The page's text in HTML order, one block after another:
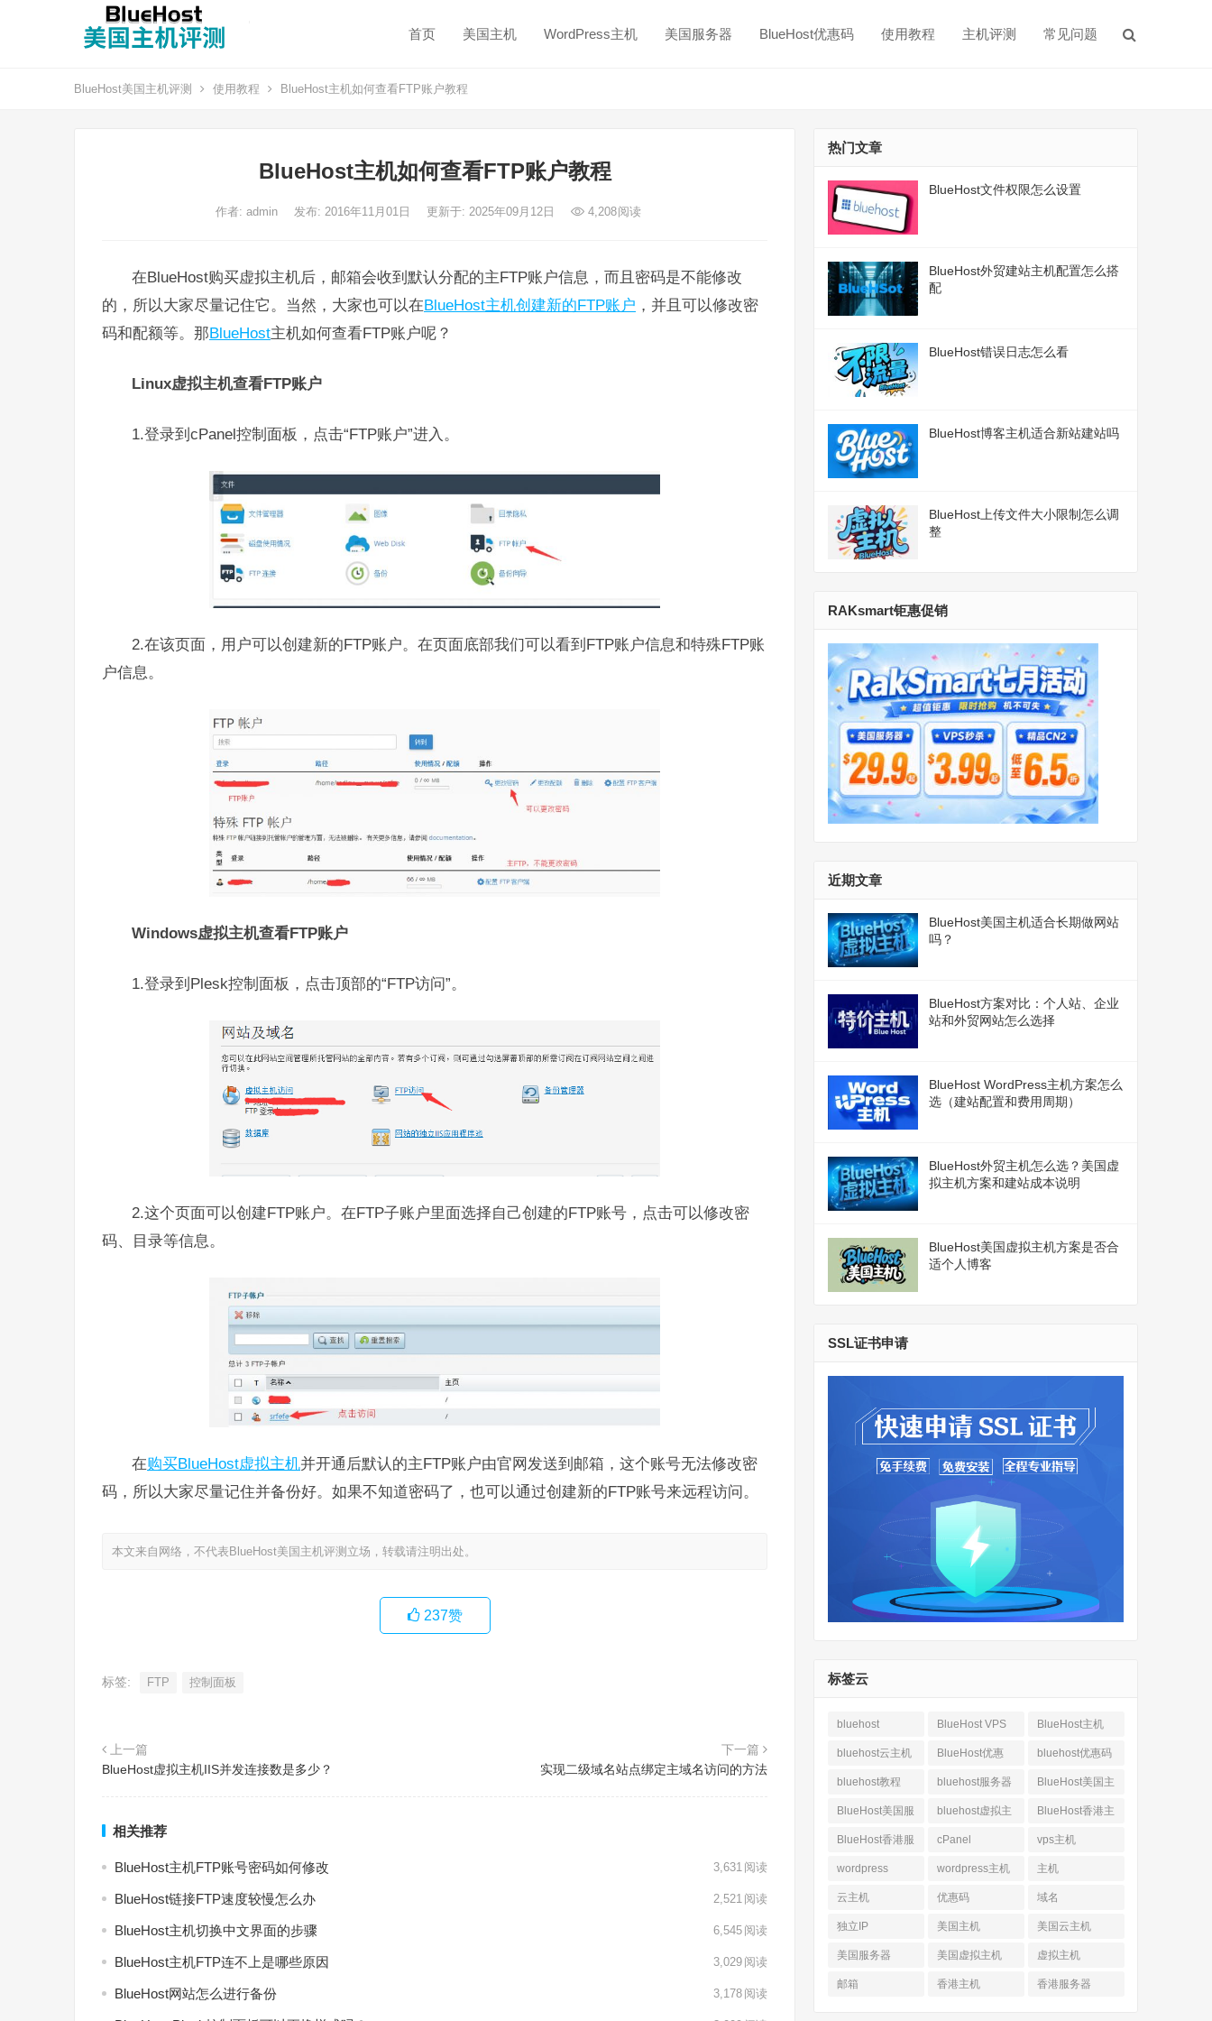
首页 美国主机 WordPress主机 美国服务器 BlueHost优惠码 使用教程 主机评测 常见问题
BlueHost美国主机评测 使用教程 BlueHost主机如何查看FTP账户教程
BlueHost主机如何查看FTP账户教程
作者: admin 发布: 2016年11月01日 更新于: 2025年09月12日 4,208阅读
在BlueHost购买虚拟主机后，邮箱会收到默认分配的主FTP账户信息，而且密码是不能修改
的，所以大家尽量记住它。当然，大家也可以在BlueHost主机创建新的FTP账户 ，并且可以修改密
码和配额等。那BlueHost主机如何查看FTP账户呢？
Linux虚拟主机查看FTP账户
1.登录到cPanel控制面板，点击“FTP账户”进入。
2.在该页面，用户可以创建新的FTP账户。在页面底部我们可以看到FTP账户信息和特殊FTP账
户信息。
Windows虚拟主机查看FTP账户
1.登录到Plesk控制面板，点击顶部的“FTP访问”。
2.这个页面可以创建FTP账户。在FTP子账户里面选择自己创建的FTP账号，点击可以修改密
码、目录等信息。
在购买BlueHost虚拟主机并开通后默认的主FTP账户由官网发送到邮箱，这个账号无法修改密
码，所以大家尽量记住并备份好。如果不知道密码了，也可以通过创建新的FTP账号来远程访问。
本文来自网络，不代表BlueHost美国主机评测立场，转载请注明出处。
237赞
标签: FTP 控制面板
上一篇
BlueHost虚拟主机IIS并发连接数是多少？
下一篇
实现二级域名站点绑定主域名访问的方法
相关推荐
BlueHost主机FTP账号密码如何修改 3,631 阅读
BlueHost链接FTP速度较慢怎么办 2,521 阅读
BlueHost主机切换中文界面的步骤 6,545 阅读
BlueHost主机FTP连不上是哪些原因 3,029 阅读
BlueHost网站怎么进行备份 3,178 阅读
热门文章
BlueHost文件权限怎么设置
BlueHost外贸建站主机配置怎么搭
配
BlueHost错误日志怎么看
BlueHost博客主机适合新站建站吗
BlueHost上传文件大小限制怎么调
整
RAKsmart钜惠促销
近期文章
BlueHost美国主机适合长期做网站
吗？
BlueHost方案对比：个人站、企业
站和外贸网站怎么选择
BlueHost WordPress主机方案怎么
选（建站配置和费用周期）
BlueHost外贸主机怎么选？美国虚
拟主机方案和建站成本说明
BlueHost美国虚拟主机方案是否合
适个人博客
SSL证书申请
标签云
bluehost BlueHost VPS BlueHost主机
bluehost云主机 BlueHost优惠 bluehost优惠码
bluehost教程 bluehost服务器
BlueHost美国主
机
BlueHost美国服
务器
bluehost虚拟主
机
BlueHost香港主
机
BlueHost香港服
务器
cPanel vps主机
wordpress wordpress主机 主机
云主机 优惠码 域名
独立IP 美国主机 美国云主机
美国服务器 美国虚拟主机 虚拟主机
邮箱 香港主机 香港服务器